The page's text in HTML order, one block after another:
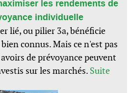
les rendements de
individuelle
lié, ou pilier 3a, bénéficie
connus. Mais ce n'est pas
de prévoyance peuvent
sur les marchés. Suite